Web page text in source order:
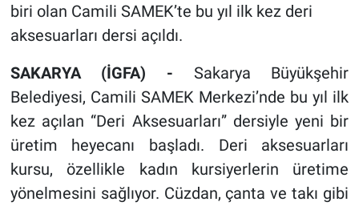
biri olan Camili SAMEK’te bu yıl ilk kez deri
aksesuarları dersi açıldı.
SAKARYA (İGFA) - Sakarya Büyükşehir
Belediyesi, Camili SAMEK Merkezi’nde bu yıl ilk
kez açılan “Deri Aksesuarları” dersiyle yeni bir
üretim heyecanı başladı. Deri aksesuarları
kursu, özellikle kadın kursiyerlerin üretime
yönelmesini sağlıyor. Cüzdan, çanta ve takı gibi